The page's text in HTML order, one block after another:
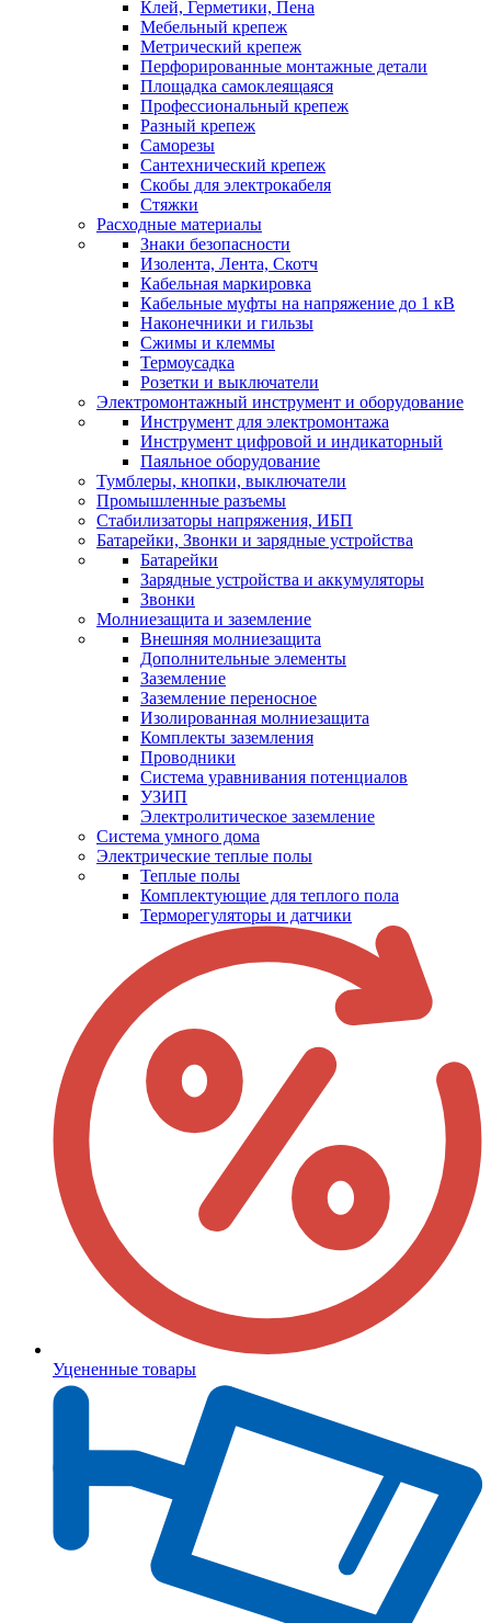
Клей, Герметики, Пена
Мебельный крепеж
Метрический крепеж
Перфорированные монтажные детали
Площадка самоклеящаяся
Профессиональный крепеж
Разный крепеж
Саморезы
Сантехнический крепеж
Скобы для электрокабеля
Стяжки
Расходные материалы
Знаки безопасности
Изолента, Лента, Скотч
Кабельная маркировка
Кабельные муфты на напряжение до 1 кВ
Наконечники и гильзы
Сжимы и клеммы
Термоусадка
Розетки и выключатели
Электромонтажный инструмент и оборудование
Инструмент для электромонтажа
Инструмент цифровой и индикаторный
Паяльное оборудование
Тумблеры, кнопки, выключатели
Промышленные разъемы
Стабилизаторы напряжения, ИБП
Батарейки, Звонки и зарядные устройства
Батарейки
Зарядные устройства и аккумуляторы
Звонки
Молниезащита и заземление
Внешняя молниезащита
Дополнительные элементы
Заземление
Заземление переносное
Изолированная молниезащита
Комплекты заземления
Проводники
Система уравнивания потенциалов
УЗИП
Электролитическое заземление
Система умного дома
Электрические теплые полы
Теплые полы
Комплектующие для теплого пола
Терморегуляторы и датчики
Уцененные товары